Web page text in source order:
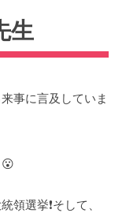
生
事に言及していま
選挙❗そして、